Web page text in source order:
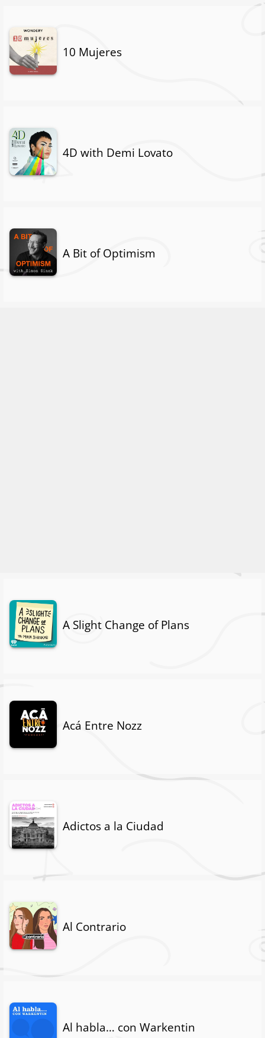
10 Mujeres
4D with Demi Lovato
A Bit of Optimism
A Slight Change of Plans
Acá Entre Nozz
Adictos a la Ciudad
Al Contrario
Al habla… con Warkentin